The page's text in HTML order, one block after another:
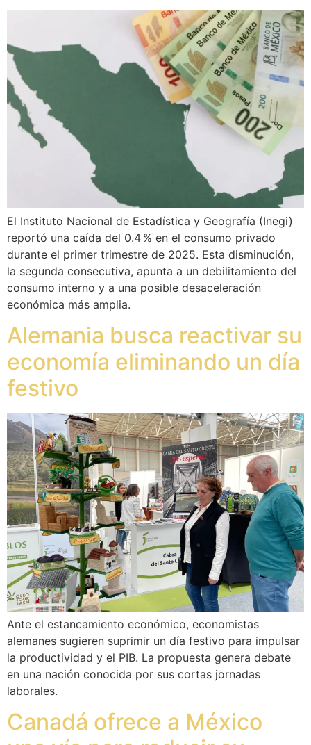
El Instituto Nacional de Estadística y Geografía (Inegi)
reportó una caída del 0.4 % en el consumo privado
durante el primer trimestre de 2025. Esta disminución,
la segunda consecutiva, apunta a un debilitamiento del
consumo interno y a una posible desaceleración
económica más amplia.
Alemania busca reactivar su
economía eliminando un día
festivo
Ante el estancamiento económico, economistas
alemanes sugieren suprimir un día festivo para impulsar
la productividad y el PIB. La propuesta genera debate
en una nación conocida por sus cortas jornadas
laborales.
Canadá ofrece a México